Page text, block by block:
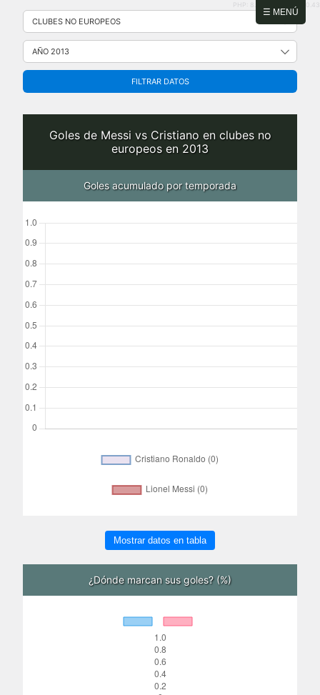
☰ MENÚ
Saltar
contenido
PHP: 8.2.31 | MySQL: 8.0.43
FILTRAR DATOS
Goles de Messi vs Cristiano en clubes no
europeos en 2013
Goles acumulado por temporada
Mostrar datos en tabla
¿Dónde marcan sus goles? (%)